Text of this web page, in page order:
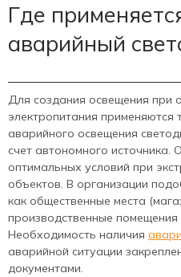
Где
аварийный
Для создания освещения при
электропитания применяются
аварийного освещения
счет автономного источника.
оптимальных условий при
объектов. В организации
как общественные места
производственные помещения
Необходимость наличия
аварийной ситуации
документами.